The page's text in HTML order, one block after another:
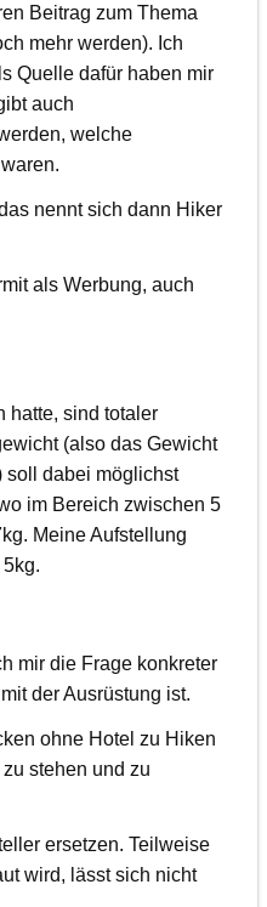
Beitrag zum Thema
mehr werden). Ich
Quelle dafür haben mir
auch
welche
nennt sich dann Hiker
als Werbung, auch
hatte, sind totaler
(also das Gewicht
soll dabei möglichst
im Bereich zwischen 5
Meine Aufstellung
mir die Frage konkreter
der Ausrüstung ist.
ohne Hotel zu Hiken
stehen und zu
ersetzen. Teilweise
wird, lässt sich nicht